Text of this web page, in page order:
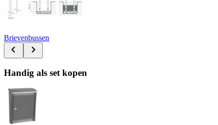
Brievenbussen
Handig als set kopen